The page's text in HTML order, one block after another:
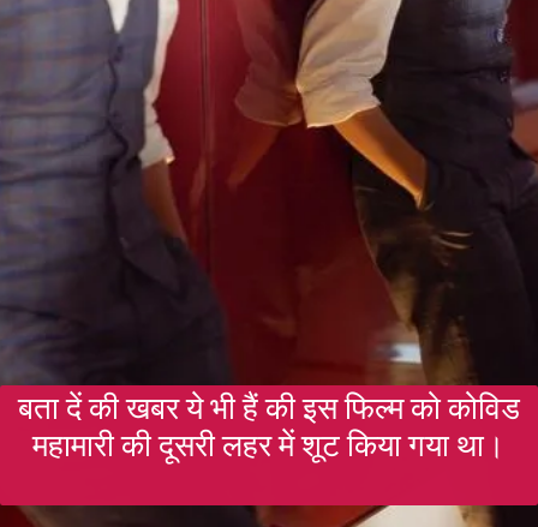
बता दें की खबर ये भी हैं की इस फिल्म को कोविड
महामारी की दूसरी लहर में शूट किया गया था।